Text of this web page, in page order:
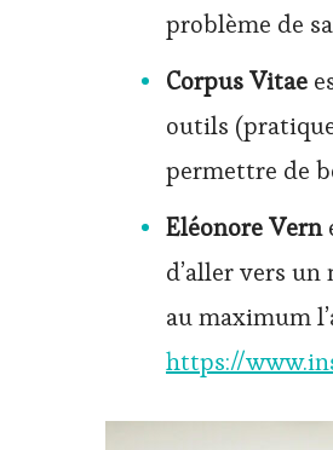
problème de
Corpus Vitae
outils
permettre de
Eléonore Vern
d’aller vers
au maximum
https://